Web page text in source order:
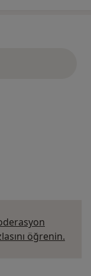
öğrenin.